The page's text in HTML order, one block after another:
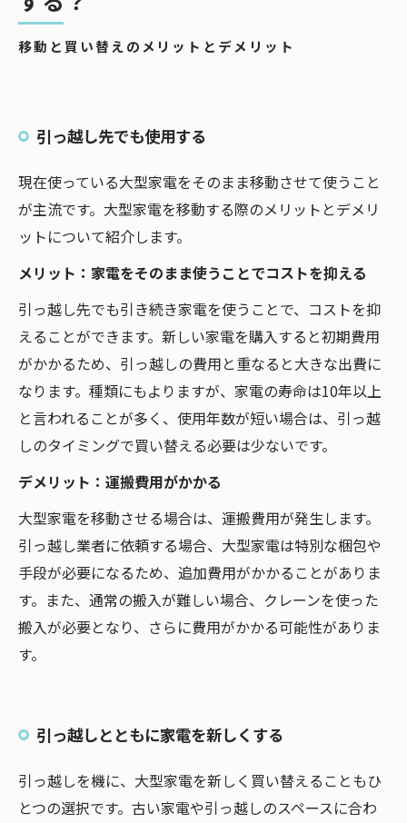
移動と買い替えのメリットとデメリット
引っ越し先でも使用する
現在使っている大型家電をそのまま移動させて使うこと
が主流です。大型家電を移動する際のメリットとデメリ
ットについて紹介します。
メリット：家電をそのまま使うことでコストを抑える
引っ越し先でも引き続き家電を使うことで、コストを抑
えることができます。新しい家電を購入すると初期費用
がかかるため、引っ越しの費用と重なると大きな出費に
なります。種類にもよりますが、家電の寿命は10年以上
と言われることが多く、使用年数が短い場合は、引っ越
しのタイミングで買い替える必要は少ないです。
デメリット：運搬費用がかかる
大型家電を移動させる場合は、運搬費用が発生します。
引っ越し業者に依頼する場合、大型家電は特別な梱包や
手段が必要になるため、追加費用がかかることがありま
す。また、通常の搬入が難しい場合、クレーンを使った
搬入が必要となり、さらに費用がかかる可能性がありま
す。
引っ越しとともに家電を新しくする
引っ越しを機に、大型家電を新しく買い替えることもひ
とつの選択です。古い家電や引っ越しのスペースに合わ